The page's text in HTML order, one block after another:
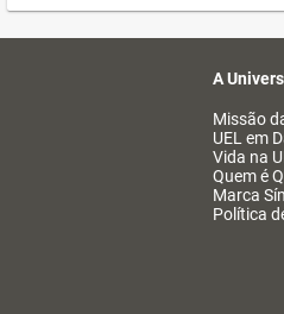
A
Missão
UEL em
Vida na
Quem é
Marca
Política